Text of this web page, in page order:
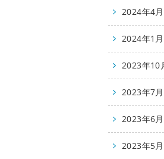
2024年4月
2024年1月
2023年10
2023年7月
2023年6月
2023年5月